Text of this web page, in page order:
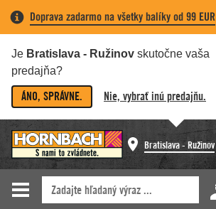
Doprava zadarmo na všetky balíky od 99 EUR
Je Bratislava - Ružinov skutočne vaša
predajňa?
ÁNO, SPRÁVNE. Nie, vybrať inú predajňu.
Bratislava - Ružinov